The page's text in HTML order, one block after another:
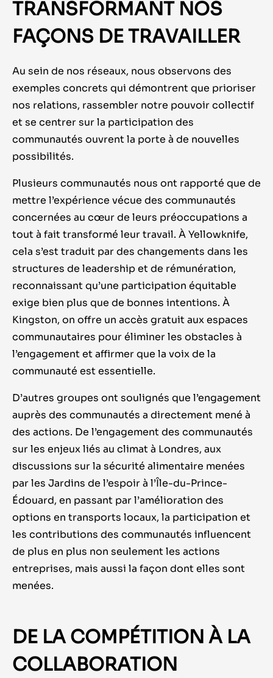
TRANSFORMANT NOS
FAÇONS DE TRAVAILLER
Au sein de nos réseaux, nous observons des
exemples concrets qui démontrent que prioriser
nos relations, rassembler notre pouvoir collectif
et se centrer sur la participation des
communautés ouvrent la porte à de nouvelles
possibilités.
Plusieurs communautés nous ont rapporté que de
mettre l’expérience vécue des communautés
concernées au cœur de leurs préoccupations a
tout à fait transformé leur travail. À Yellowknife,
cela s’est traduit par des changements dans les
structures de leadership et de rémunération,
reconnaissant qu’une participation équitable
exige bien plus que de bonnes intentions. À
Kingston, on offre un accès gratuit aux espaces
communautaires pour éliminer les obstacles à
l’engagement et affirmer que la voix de la
communauté est essentielle.
D’autres groupes ont soulignés que l’engagement
auprès des communautés a directement mené à
des actions. De l’engagement des communautés
sur les enjeux liés au climat à Londres, aux
discussions sur la sécurité alimentaire menées
par les Jardins de l’espoir à l’Île-du-Prince-
Édouard, en passant par l’amélioration des
options en transports locaux, la participation et
les contributions des communautés influencent
de plus en plus non seulement les actions
entreprises, mais aussi la façon dont elles sont
menées.
DE LA COMPÉTITION À LA
COLLABORATION